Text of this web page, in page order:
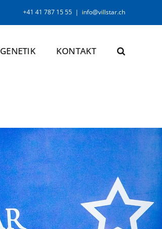
+41 41 787 15 55 | info@villstar.ch
GENETIK KONTAKT